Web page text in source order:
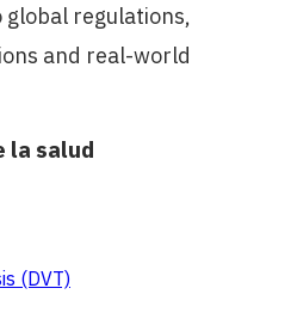
regulations,
and real-world
la salud
(DVT)